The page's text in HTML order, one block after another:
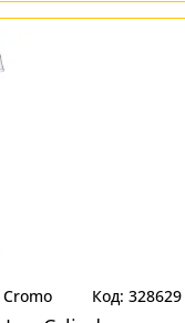
328629